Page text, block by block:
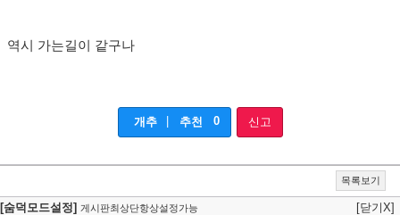
역시 가는길이 같구나
개추 추천 0 신고
목록보기
[숨덕모드설정] 게시판최상단항상설정가능 [닫기X]